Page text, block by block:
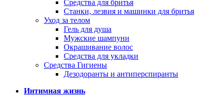
Средства для бритья
Станки, лезвия и машинки для бритья
Уход за телом
Гель для душа
Мужские шампуни
Окрашивание волос
Средства для укладки
Средства Гигиены
Дезодоранты и антиперспиранты
Интимная жизнь